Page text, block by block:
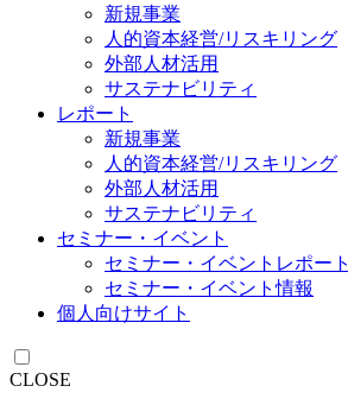
新規事業
人的資本経営/リスキリング
外部人材活用
サステナビリティ
レポート
新規事業
人的資本経営/リスキリング
外部人材活用
サステナビリティ
セミナー・イベント
セミナー・イベントレポート
セミナー・イベント情報
個人向けサイト
CLOSE